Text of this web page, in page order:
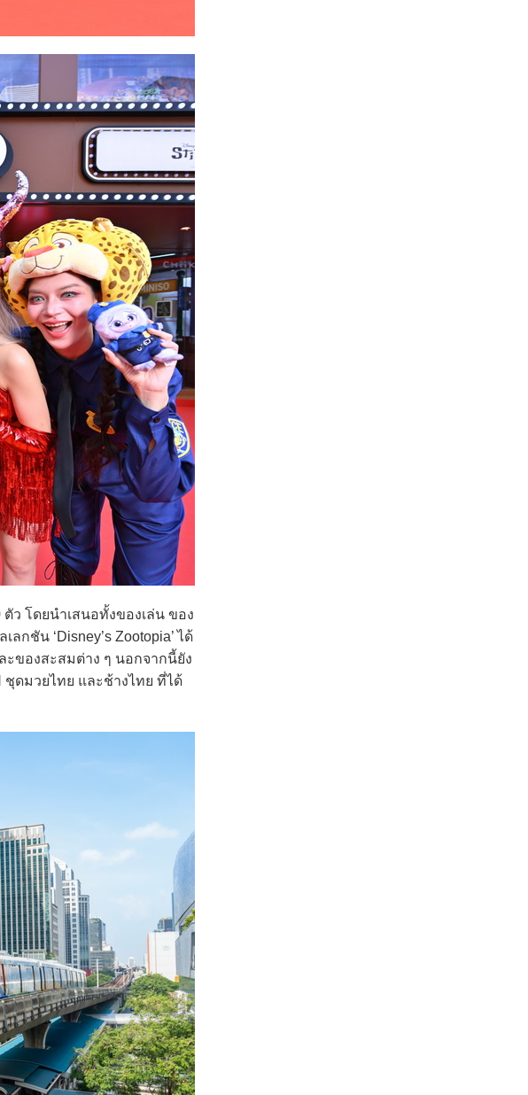
ว โดยนำเสนอทั้งของเล่น ของ
ชัน ‘Disney’s Zootopia’ ได้
ะของสะสมต่าง ๆ นอกจากนี้ยัง
ชุดมวยไทย และช้างไทย ที่ได้